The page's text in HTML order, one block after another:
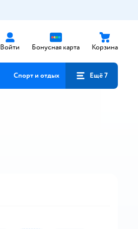
Войти Бонусная карта Корзина
Спорт и отдых Ещё 7